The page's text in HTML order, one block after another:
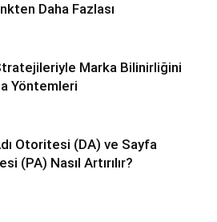
Daha Fazlası
Marka Bilinirliğini
Yöntemleri
Otoritesi (DA) ve Sayfa
(PA) Nasıl Artırılır?